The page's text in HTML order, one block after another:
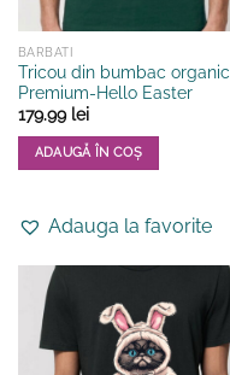
produsului.
BARBATI
Tricou din bumbac organic
Premium-Hello Easter
179.99 lei
ADAUGĂ ÎN COȘ
are
multe
variații.
Opțiunile
Adauga la favorite